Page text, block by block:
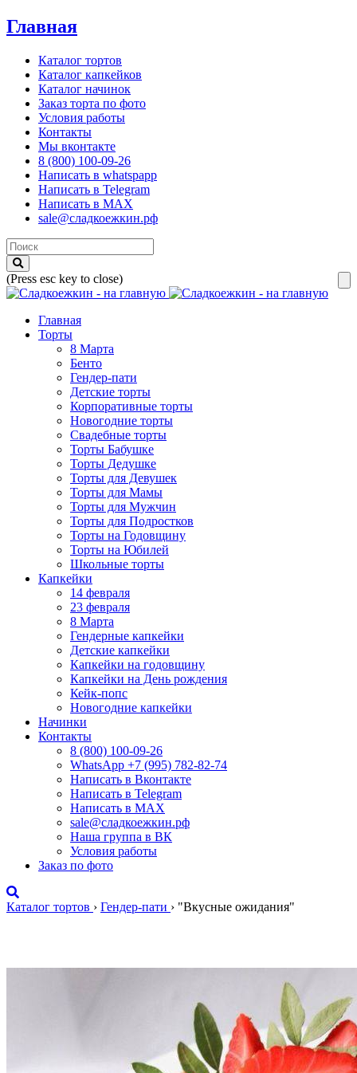
Главная
Каталог тортов
Каталог капкейков
Каталог начинок
Заказ торта по фото
Условия работы
Контакты
Мы вконтакте
8 (800) 100-09-26
Написать в whatspapp
Написать в Telegram
Написать в MAX
sale@сладкоежкин.рф
(Press esc key to close)
Главная
Торты
8 Марта
Бенто
Гендер-пати
Детские торты
Корпоративные торты
Новогодние торты
Свадебные торты
Торты Бабушке
Торты Дедушке
Торты для Девушек
Торты для Мамы
Торты для Мужчин
Торты для Подростков
Торты на Годовщину
Торты на Юбилей
Школьные торты
Капкейки
14 февраля
23 февраля
8 Марта
Гендерные капкейки
Детские капкейки
Капкейки на годовщину
Капкейки на День рождения
Кейк-попс
Новогодние капкейки
Начинки
Контакты
8 (800) 100-09-26
WhatsApp +7 (995) 782-82-74
Написать в Вконтакте
Написать в Telegram
Написать в MAX
sale@сладкоежкин.рф
Наша группа в ВК
Условия работы
Заказ по фото
Каталог тортов › Гендер-пати › "Вкусные ожидания"